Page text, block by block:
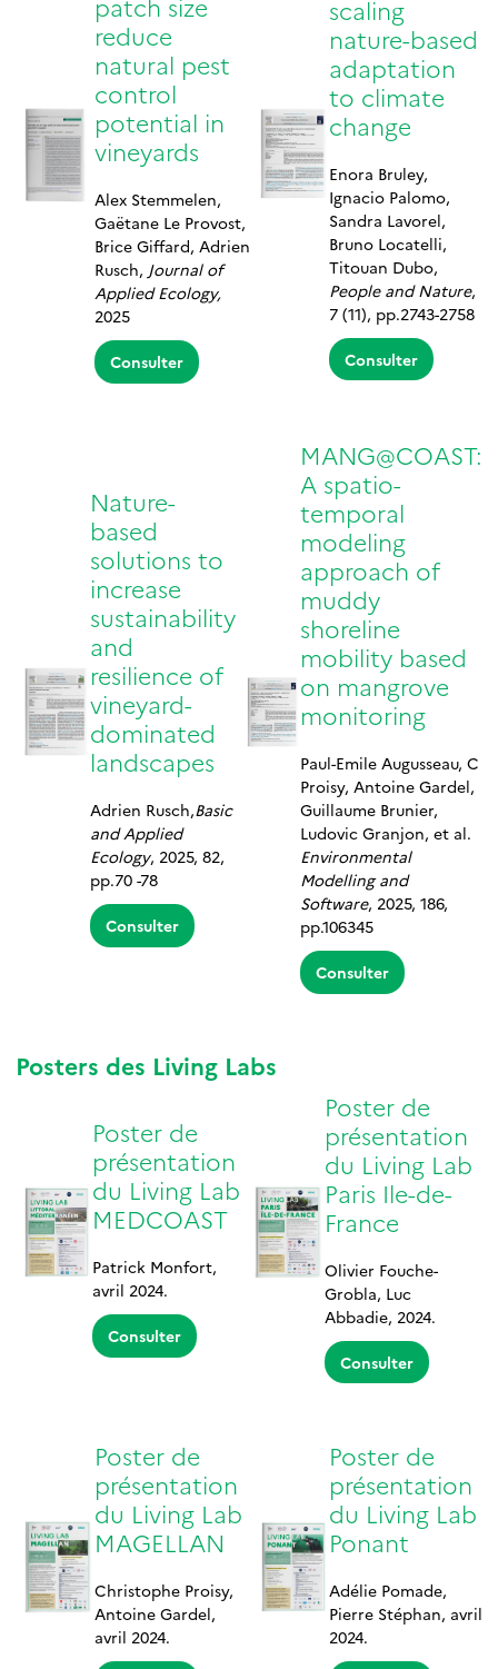
patch size
reduce
natural pest
control
potential in
vineyards
Alex Stemmelen,
Gaëtane Le Provost,
Brice Giffard, Adrien
Rusch, Journal of
Applied Ecology,
2025
Consulter
scaling
nature-based
adaptation
to climate
change
Enora Bruley,
Ignacio Palomo,
Sandra Lavorel,
Bruno Locatelli,
Titouan Dubo,
People and Nature,
7 (11), pp.2743-2758
Consulter
Nature-
based
solutions to
increase
sustainability
and
resilience of
vineyard-
dominated
landscapes
Adrien Rusch,Basic
and Applied
Ecology, 2025, 82,
pp.70 -78
Consulter
MANG@COAST:
A spatio-
temporal
modeling
approach of
muddy
shoreline
mobility based
on mangrove
monitoring
Paul-Emile Augusseau, C
Proisy, Antoine Gardel,
Guillaume Brunier,
Ludovic Granjon, et al.
Environmental
Modelling and
Software, 2025, 186,
pp.106345
Consulter
Posters des Living Labs
Poster de
présentation
du Living Lab
MEDCOAST
Patrick Monfort,
avril 2024.
Consulter
Poster de
présentation
du Living Lab
Paris Ile-de-
France
Olivier Fouche-
Grobla, Luc
Abbadie, 2024.
Consulter
Poster de
présentation
du Living Lab
MAGELLAN
Christophe Proisy,
Antoine Gardel,
avril 2024.
Poster de
présentation
du Living Lab
Ponant
Adélie Pomade,
Pierre Stéphan, avril
2024.